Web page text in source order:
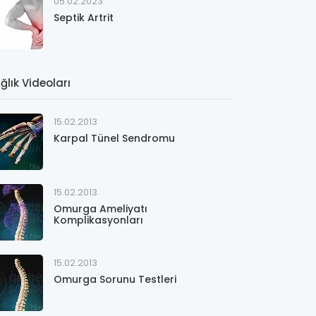
Septik Artrit
Videoları
15.02.2013
Karpal Tünel Sendromu
15.02.2013
Omurga Ameliyatı
Komplikasyonları
15.02.2013
Omurga Sorunu Testleri